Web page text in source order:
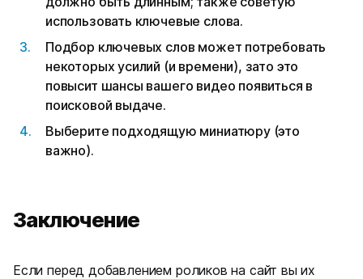
использовать ключевые слова.
Подбор ключевых слов может потребовать
некоторых усилий (и времени), зато это
повысит шансы вашего видео появиться в
поисковой выдаче.
Выберите подходящую миниатюру (это
важно).
Заключение
Если перед добавлением роликов на сайт вы их